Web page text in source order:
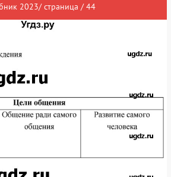
2023/ страница / 44